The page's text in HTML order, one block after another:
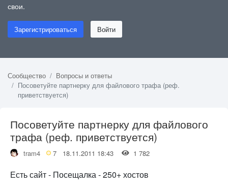
свои.
Зарегистрироваться Войти
Сообщество
Вопросы и ответы
Посоветуйте партнерку для файлового трафа (реф.
приветствуется)
Посоветуйте партнерку для файлового
трафа (реф. приветствуется)
tram4 7 18.11.2011 18:43 1 782
Есть сайт - Посещалка - 250+ хостов